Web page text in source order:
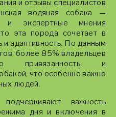
и отзывы специалистов
водяная собака —
и экспертные мнения
эта порода сочетает в
адаптивность. По данным
более 85% владельцев
привязанность и
что особенно важно
людей.
важность
дня и включения в